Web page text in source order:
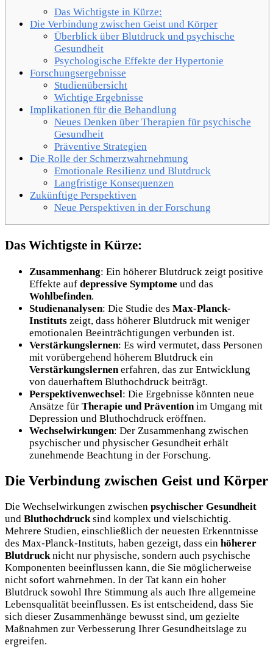
Das Wichtigste in Kürze:
Die Verbindung zwischen Geist und Körper
Überblick über Blutdruck und psychische
Gesundheit
Psychologische Effekte der Hypertonie
Forschungsergebnisse
Studienübersicht
Wichtige Ergebnisse
Implikationen für die Behandlung
Neues Denken über Therapien für psychische
Gesundheit
Präventive Strategien
Die Rolle der Schmerzwahrnehmung
Emotionale Resilienz und Blutdruck
Langfristige Konsequenzen
Zukünftige Perspektiven
Neue Perspektiven in der Forschung
Das Wichtigste in Kürze:
Zusammenhang: Ein höherer Blutdruck zeigt positive
Effekte auf depressive Symptome und das
Wohlbefinden.
Studienanalysen: Die Studie des Max-Planck-
Instituts zeigt, dass höherer Blutdruck mit weniger
emotionalen Beeinträchtigungen verbunden ist.
Verstärkungslernen: Es wird vermutet, dass Personen
mit vorübergehend höherem Blutdruck ein
Verstärkungslernenerfahren, das zur Entwicklung
von dauerhaftem Bluthochdruck beiträgt.
Perspektivenwechsel: Die Ergebnisse könnten neue
Ansätze für Therapie und Präventionim Umgang mit
Depression und Bluthochdruck eröffnen.
Wechselwirkungen: Der Zusammenhang zwischen
psychischer und physischer Gesundheit erhält
zunehmende Beachtung in der Forschung.
Die Verbindung zwischen Geist und Körper
Die Wechselwirkungen zwischen psychischer Gesundheit
und Bluthochdrucksind komplex und vielschichtig.
Mehrere Studien, einschließlich der neuesten Erkenntnisse
des Max-Planck-Instituts, haben gezeigt, dass ein höherer
Blutdrucknicht nur physische, sondern auch psychische
Komponenten beeinflussen kann, die Sie möglicherweise
nicht sofort wahrnehmen. In der Tat kann ein hoher
Blutdruck sowohl Ihre Stimmung als auch Ihre allgemeine
Lebensqualität beeinflussen. Es ist entscheidend, dass Sie
sich dieser Zusammenhänge bewusst sind, um gezielte
Maßnahmen zur Verbesserung Ihrer Gesundheitslage zu
ergreifen.